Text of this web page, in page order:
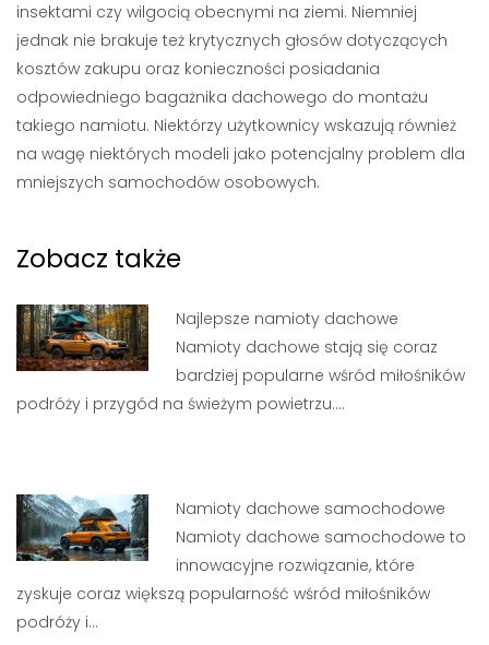
insektami czy wilgocią obecnymi na ziemi. Niemniej
jednak nie brakuje też krytycznych głosów dotyczących
kosztów zakupu oraz konieczności posiadania
odpowiedniego bagażnika dachowego do montażu
takiego namiotu. Niektórzy użytkownicy wskazują również
na wagę niektórych modeli jako potencjalny problem dla
mniejszych samochodów osobowych.
Zobacz także
Najlepsze namioty dachowe
Namioty dachowe stają się coraz
bardziej popularne wśród miłośników
podróży i przygód na świeżym powietrzu.…
Namioty dachowe samochodowe
Namioty dachowe samochodowe to
innowacyjne rozwiązanie, które
zyskuje coraz większą popularność wśród miłośników
podróży i…